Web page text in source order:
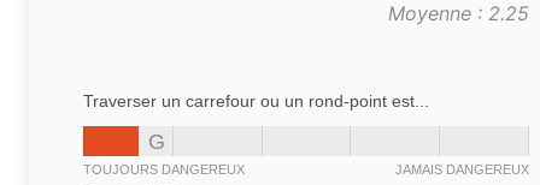
Moyenne : 2.25
Traverser un carrefour ou un rond-point est...
G
TOUJOURS DANGEREUX JAMAIS DANGEREUX